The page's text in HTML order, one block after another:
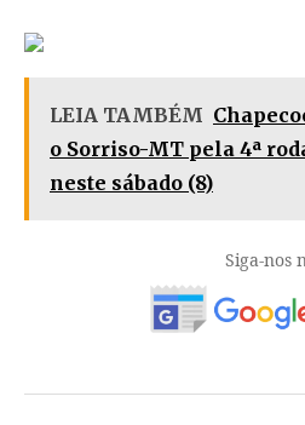
LEIA TAMBÉM
o Sorriso-MT pela 4ª
neste sábado (8)
Siga-nos